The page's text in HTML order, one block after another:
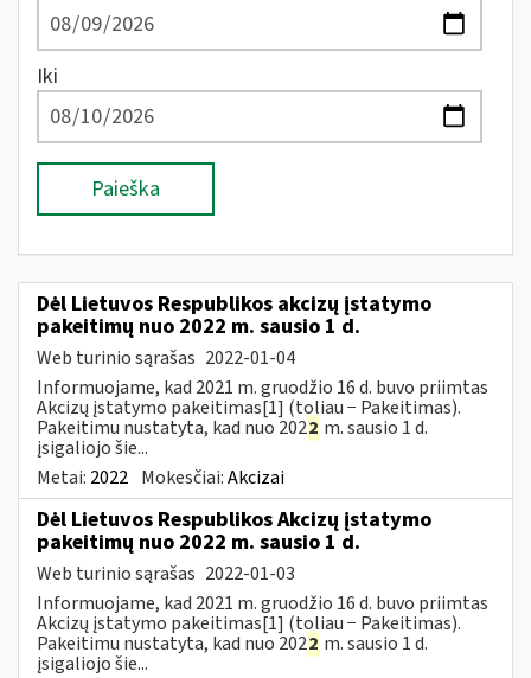
Iki
Paieška
Dėl Lietuvos Respublikos akcizų įstatymo
pakeitimų nuo 2022 m. sausio 1 d.
Web turinio sąrašas 2022-01-04
Informuojame, kad 2021 m. gruodžio 16 d. buvo priimtas
Akcizų įstatymo pakeitimas[1] (toliau − Pakeitimas).
Pakeitimu nustatyta, kad nuo 2022 m. sausio 1 d.
įsigaliojo šie...
Metai: 2022 Mokesčiai:Akcizai
Dėl Lietuvos Respublikos Akcizų įstatymo
pakeitimų nuo 2022 m. sausio 1 d.
Web turinio sąrašas 2022-01-03
Informuojame, kad 2021 m. gruodžio 16 d. buvo priimtas
Akcizų įstatymo pakeitimas[1] (toliau − Pakeitimas).
Pakeitimu nustatyta, kad nuo 2022 m. sausio 1 d.
įsigaliojo šie...